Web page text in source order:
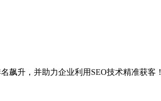
飙升，并助力企业利用SEO技术精准获客！